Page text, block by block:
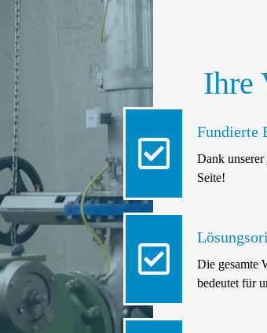
Ihre
Fundierte
Dank
Seite!
Die gesamte
bedeutet für